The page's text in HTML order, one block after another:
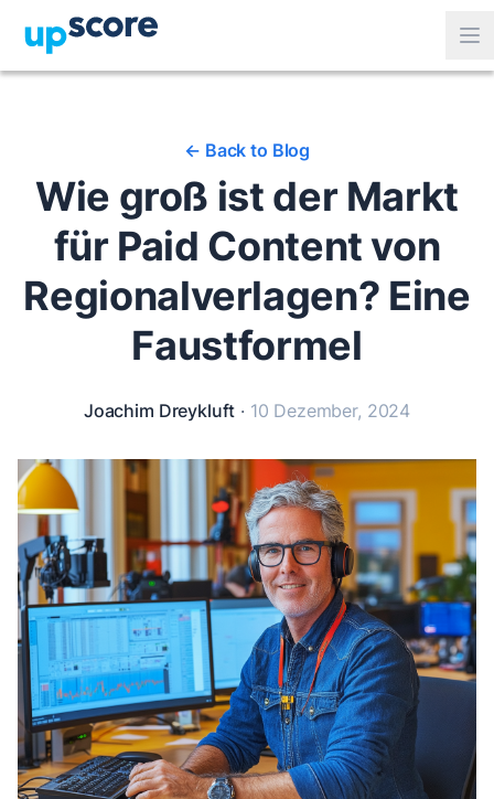
<- Back to Blog
Wie groß ist der Markt
für Paid Content von
Regionalverlagen? Eine
Faustformel
Joachim Dreykluft · 10 Dezember, 2024